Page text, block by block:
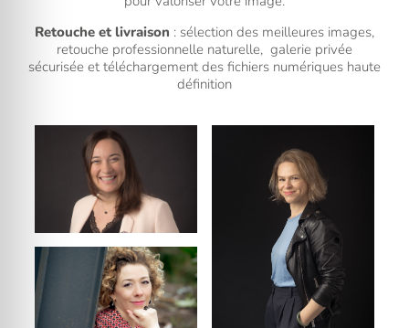
Retouche et livraison : sélection des meilleures images,
retouche professionnelle naturelle, galerie privée
sécurisée et téléchargement des fichiers numériques haute
définition